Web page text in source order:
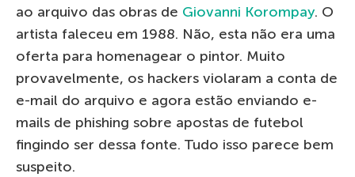
ao arquivo das obras de Giovanni Korompay. O
artista faleceu em 1988. Não, esta não era uma
oferta para homenagear o pintor. Muito
provavelmente, os hackers violaram a conta de
e-mail do arquivo e agora estão enviando e-
mails de phishing sobre apostas de futebol
fingindo ser dessa fonte. Tudo isso parece bem
suspeito.